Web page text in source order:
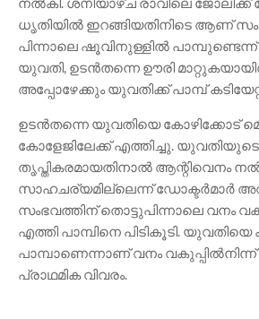
ധൃതിയിൽ ഇറങ്ങിയതിനിടെ ആണ്
പിന്നാലെ ഷൂവിനുള്ളിൽ പാമ്പുണ്ടെന്ന്
യുവതി, ഉടൻതന്നെ ഊരി
അപ്പോഴേക്കും യുവതിക്ക് പാമ്പ്
ഉടൻതന്നെ യുവതിയെ കോഴിക്കോട്
കോളേജിലേക്ക് എത്തിച്ചു.
തൃപ്തികരമായതിനാൽ ആന്റിവെനം
സാഹചര്യമില്ലെന്ന് ഡോക്ട‌ർമാർ
സംഭവത്തിന് തൊട്ടുപിന്നാലെ വനം
എത്തി പാമ്പിനെ പിടികൂടി.
പാമ്പാണെന്നാണ് വനം വകുപ്പിൽനിന്ന്
പ്രാഥമിക വിവരം.